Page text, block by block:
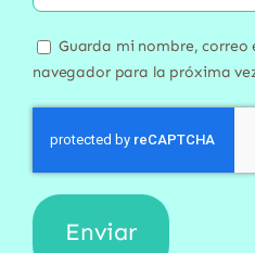
Guarda mi nombre, correo
navegador para la próxima